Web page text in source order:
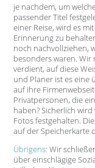
je nachdem, um
passender Titel
einer Reise, wird es
Erinnerung zu
noch nachvollziehen,
besonders waren. Wir
verdient, auf diese
und Planer ist es eine
auf ihre
Privatpersonen, die
haben? Sicherlich
Fotos festgehalten.
auf der Speicherkarte
Übrigens: Wir
über einschlägige